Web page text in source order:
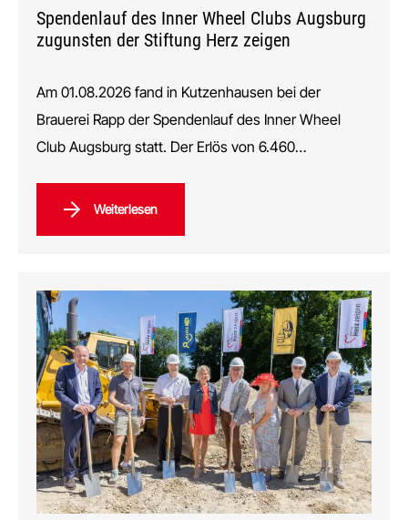
Spendenlauf des Inner Wheel Clubs Augsburg
zugunsten der Stiftung Herz zeigen
Am 01.08.2026 fand in Kutzenhausen bei der
Brauerei Rapp der Spendenlauf des Inner Wheel
Club Augsburg statt. Der Erlös von 6.460…
Weiterlesen